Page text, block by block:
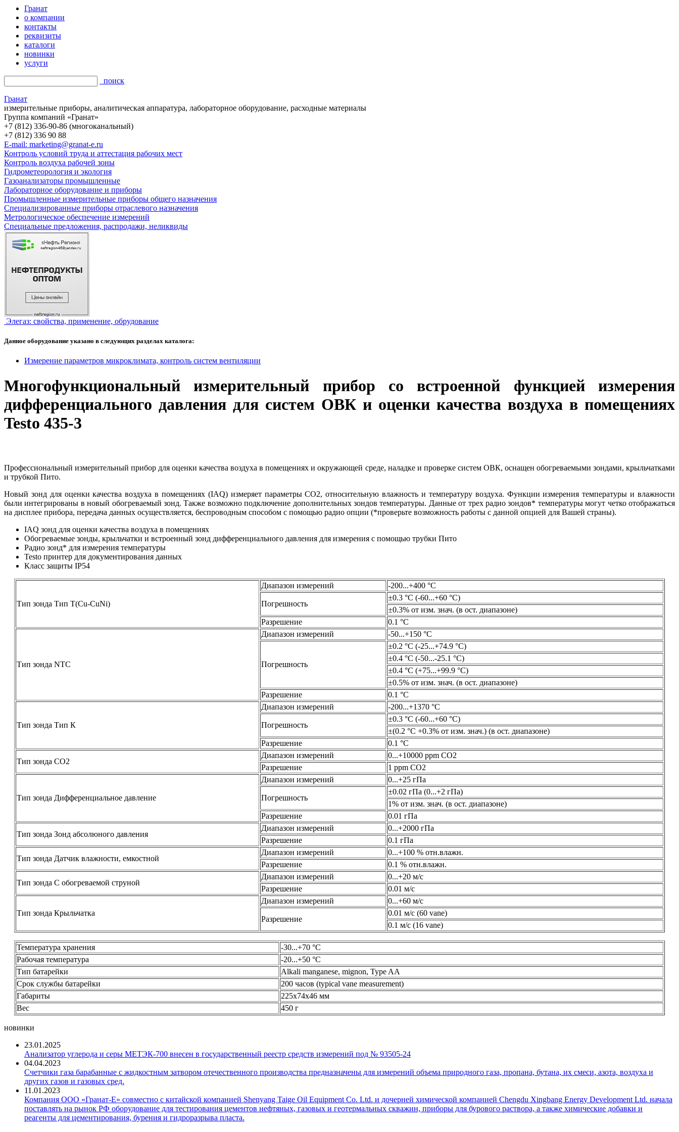
Гранат
о компании
контакты
реквизиты
каталоги
новинки
услуги
поиск
Гранат
измерительные приборы, аналитическая аппаратура, лабораторное оборудование, расходные материалы
Группа компаний «Гранат»
+7 (812) 336-90-86 (многоканальный)
+7 (812) 336 90 88
E-mail: marketing@granat-e.ru
Контроль условий труда и аттестация рабочих мест
Контроль воздуха рабочей зоны
Гидрометеорология и экология
Газоанализаторы промышленные
Лабораторное оборудование и приборы
Промышленные измерительные приборы общего назначения
Специализированные приборы отраслевого назначения
Метрологическое обеспечение измерений
Специальные предложения, распродажи, неликвиды
Элегаз: свойства, применение, обрудование
Данное оборудование указано в следующих разделах каталога:
Измерение параметров микроклимата, контроль систем вентиляции
Многофункциональный измерительный прибор со встроенной функцией измерения
дифференциального давления для систем ОВК и оценки качества воздуха в помещениях
Testo 435-3
Профессиональный измерительный прибор для оценки качества воздуха в помещениях и окружающей среде, наладке и проверке систем ОВК, оснащен обогреваемыми зондами, крыльчатками
и трубкой Пито.
Новый зонд для оценки качества воздуха в помещениях (IAQ) измеряет параметры CO2, относительную влажность и температуру воздуха. Функции измерения температуры и влажности
были интегрированы в новый обогреваемый зонд. Также возможно подключение дополнительных зондов температуры. Данные от трех радио зондов* температуры могут четко отображаться
на дисплее прибора, передача данных осуществляется, беспроводным способом с помощью радио опции (*проверьте возможность работы с данной опцией для Вашей страны).
IAQ зонд для оценки качества воздуха в помещениях
Обогреваемые зонды, крыльчатки и встроенный зонд дифференциального давления для измерения с помощью трубки Пито
Радио зонд* для измерения температуры
Testo принтер для документирования данных
Класс защиты IP54
Тип зонда Тип Т(Cu-CuNi)
Диапазон измерений -200...+400 °C
Погрешность
±0.3 °C (-60...+60 °C)
±0.3% от изм. знач. (в ост. диапазоне)
Разрешение
0.1 °C
Тип зонда NTC
Диапазон измерений -50...+150 °C
Погрешность
±0.2 °C (-25...+74.9 °C)
±0.4 °C (-50...-25.1 °C)
±0.4 °C (+75...+99.9 °C)
±0.5% от изм. знач. (в ост. диапазоне)
Разрешение
0.1 °C
Тип зонда Тип К
Диапазон измерений -200...+1370 °C
Погрешность
±0.3 °C (-60...+60 °C)
±(0.2 °C +0.3% от изм. знач.) (в ост. диапазоне)
Разрешение
0.1 °C
Тип зонда СО2
Диапазон измерений
0...+10000 ppm CO2
Разрешение
1 ppm CO2
Тип зонда Дифференциальное давление
Диапазон измерений 0...+25 гПа
Погрешность
±0.02 гПа (0...+2 гПа)
1% от изм. знач. (в ост. диапазоне)
Разрешение
0.01 гПа
Тип зонда Зонд абсолюного давления
Диапазон измерений
0...+2000 гПа
Разрешение
0.1 гПа
Тип зонда Датчик влажности, емкостной
Диапазон измерений
0...+100 % отн.влажн.
Разрешение
0.1 % отн.влажн.
Тип зонда С обогреваемой струной
Диапазон измерений
0...+20 м/с
Разрешение
0.01 м/с
Тип зонда Крыльчатка
Диапазон измерений 0...+60 м/с
Разрешение
0.01 м/с (60 vane)
0.1 м/с (16 vane)
Температура хранения
-30...+70 °C
Рабочая температура
-20...+50 °C
Тип батарейки
Alkali manganese, mignon, Type AA
Срок службы батарейки
200 часов (typical vane measurement)
Габариты
225x74x46 мм
Вес
450 г
новинки
23.01.2025
Анализатор углерода и серы МЕТЭК-700 внесен в государственный реестр средств измерений под № 93505-24
04.04.2023
Счетчики газа барабанные с жидкостным затвором отечественного производства предназначены для измерений объема природного газа, пропана, бутана, их смеси, азота, воздуха и
других газов и газовых сред.
11.01.2023
Компания ООО «Гранат-Е» совместно с китайской компанией Shenyang Taige Oil Equipment Co. Ltd. и дочерней химической компанией Chengdu Xingbang Energy Development Ltd. начала
поставлять на рынок РФ оборудование для тестирования цементов нефтяных, газовых и геотермальных скважин, приборы для бурового раствора, а также химические добавки и
реагенты для цементирования, бурения и гидроразрыва пласта.